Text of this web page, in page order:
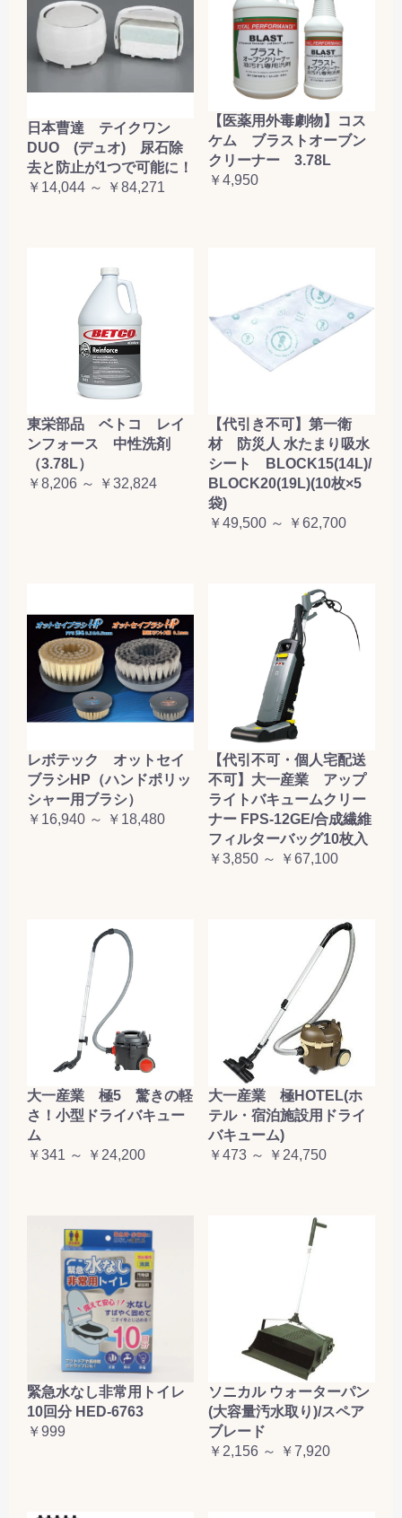
日本曹達 テイクワン
DUO (デュオ) 尿石除
去と防止が1つで可能に！
￥14,044 ～ ￥84,271
【医薬用外毒劇物】コス
ケム ブラストオーブン
クリーナー 3.78L
￥4,950
東栄部品 ベトコ レイ
ンフォース 中性洗剤
（3.78L）
￥8,206 ～ ￥32,824
【代引き不可】第一衛
材 防災人 水たまり吸水
シート BLOCK15(14L)/
BLOCK20(19L)(10枚×5
袋)
￥49,500 ～ ￥62,700
レボテック オットセイ
ブラシHP（ハンドポリッ
シャー用ブラシ）
￥16,940 ～ ￥18,480
【代引不可・個人宅配送
不可】大一産業 アップ
ライトバキュームクリー
ナー FPS-12GE/合成繊維
フィルターバッグ10枚入
￥3,850 ～ ￥67,100
大一産業 極5 驚きの軽
さ！小型ドライバキュー
ム
￥341 ～ ￥24,200
大一産業 極HOTEL(ホ
テル・宿泊施設用ドライ
バキューム)
￥473 ～ ￥24,750
緊急水なし非常用トイレ
10回分 HED-6763
￥999
ソニカル ウォーターパン
(大容量汚水取り)/スペア
ブレード
￥2,156 ～ ￥7,920